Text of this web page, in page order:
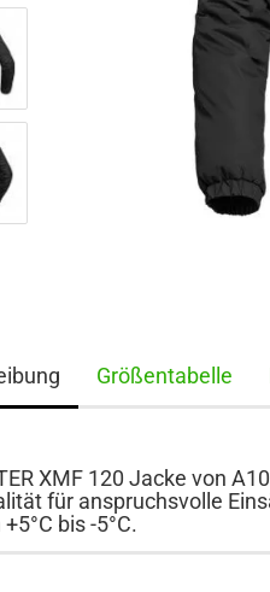
Größentabelle
XMF 120 Jacke von
für anspruchsvolle
bis -5°C.